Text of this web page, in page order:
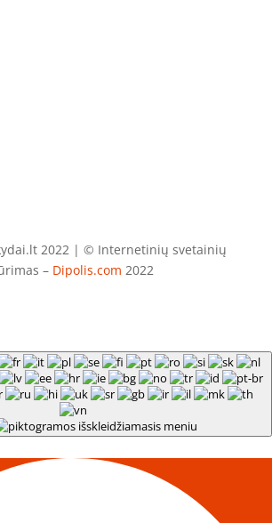
2022 | © Internetinių svetainių
– Dipolis.com 2022